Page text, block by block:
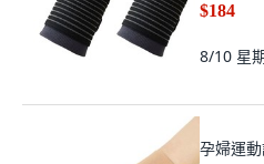
$184
8/10 星
孕婦運